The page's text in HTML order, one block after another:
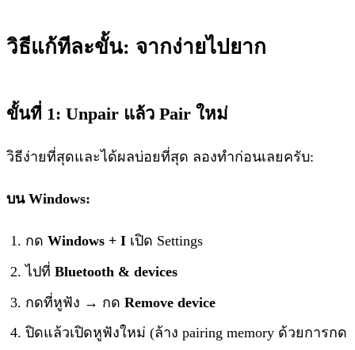
วิธีแก้ทีละขั้น: จากง่ายไปยาก
ขั้นที่ 1: Unpair แล้ว Pair ใหม่
วิธีง่ายที่สุดและได้ผลบ่อยที่สุด ลองทำก่อนเลยครับ:
บน Windows:
กด Windows + I เปิด Settings
ไปที่ Bluetooth & devices
กดที่หูฟัง → กด Remove device
ปิดแล้วเปิดหูฟังใหม่ (ล้าง pairing memory ด้วยการกด